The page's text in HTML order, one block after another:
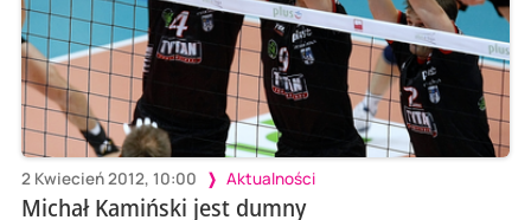
2 Kwiecień 2012, 10:00 Aktualności
Michał Kamiński jest dumny